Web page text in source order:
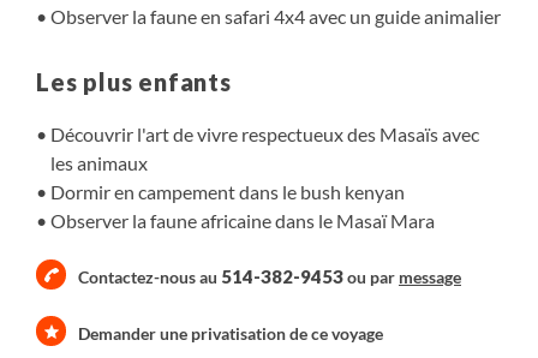
Observer la faune en safari 4x4 avec un guide animalier
Les plus enfants
Découvrir l'art de vivre respectueux des Masaïs avec
les animaux
Dormir en campement dans le bush kenyan
Observer la faune africaine dans le Masaï Mara
Contactez-nous au 514-382-9453ou par message
Demander une privatisation de ce voyage